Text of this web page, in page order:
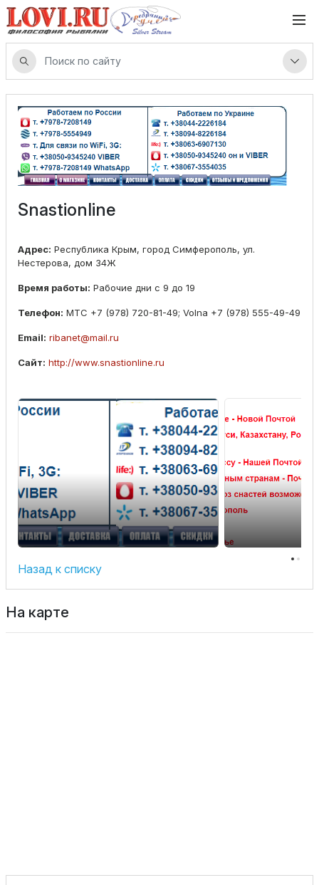
Snastionline
Адрес: Республика Крым, город Симферополь, ул.
Нестерова, дом 34Ж
Время работы: Рабочие дни с 9 до 19
Телефон: МТС +7 (978) 720-81-49; Volna +7 (978) 555-49-49
Email: ribanet@mail.ru
Сайт: http://www.snastionline.ru
Назад к списку
На карте